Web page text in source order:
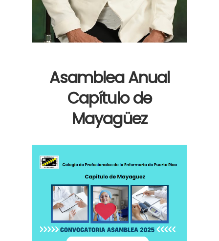
Asamblea Anual
Capítulo de
Mayagüez